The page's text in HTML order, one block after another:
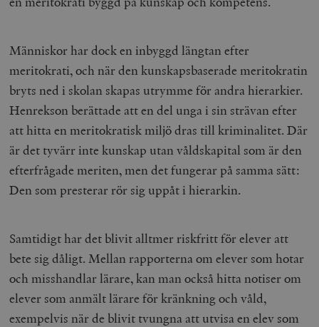
Människor har dock en inbyggd längtan efter
meritokrati, och när den kunskapsbaserade meritokratin
bryts ned i skolan skapas utrymme för andra hierarkier.
Henrekson berättade att en del unga i sin strävan efter
att hitta en meritokratisk miljö dras till kriminalitet. Där
är det tyvärr inte kunskap utan våldskapital som är den
efterfrågade meriten, men det fungerar på samma sätt:
Den som presterar rör sig uppåt i hierarkin.
Samtidigt har det blivit alltmer riskfritt för elever att
bete sig dåligt. Mellan rapporterna om elever som hotar
och misshandlar lärare, kan man också hitta notiser om
elever som anmält lärare för kränkning och våld,
exempelvis när de blivit tvungna att utvisa en elev som